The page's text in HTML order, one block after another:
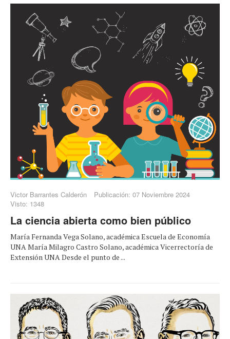
Victor Barrantes Calderón
Publicación: 07 Noviembre 2024
Visto: 1348
La ciencia abierta como bien público
María Fernanda Vega Solano, académica Escuela de Economía
UNA María Milagro Castro Solano, académica Vicerrectoría de
Extensión UNA Desde el punto de ...